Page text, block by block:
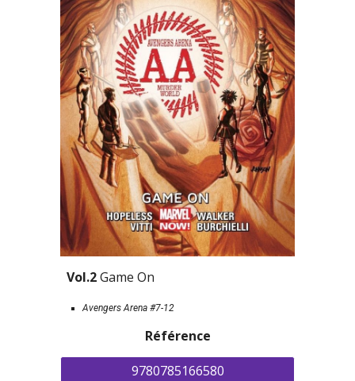
Vol.2 Game On
Avengers Arena #7-12
Référence
9780785166580